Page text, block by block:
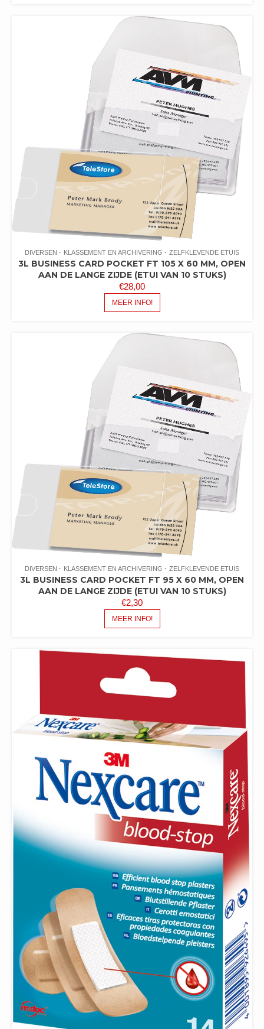
DIVERSEN KLASSEMENT EN ARCHIVERING ZELFKLEVENDE ETUIS
3L BUSINESS CARD POCKET FT 105 X 60 MM, OPEN
AAN DE LANGE ZIJDE (ETUI VAN 10 STUKS)
€28,00
MEER INFO!
DIVERSEN KLASSEMENT EN ARCHIVERING ZELFKLEVENDE ETUIS
3L BUSINESS CARD POCKET FT 95 X 60 MM, OPEN
AAN DE LANGE ZIJDE (ETUI VAN 10 STUKS)
€2,30
MEER INFO!